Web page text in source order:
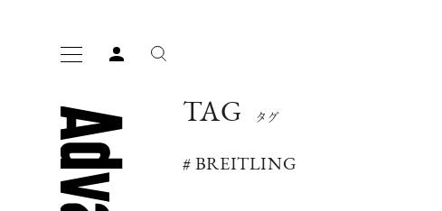
TAG タグ
# BREITLING